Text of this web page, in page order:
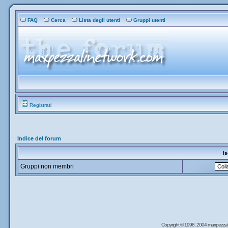
FAQ Cerca Lista degli utenti Gruppi utenti
Registrati
Indice del forum
Gruppi non membri
Copyright © 1998, 2004